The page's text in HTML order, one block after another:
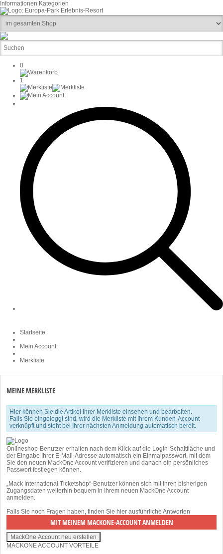
Informationen Kategorien
0
1
Startseite
Mein Account
Merkliste
MEINE MERKLISTE
Hier können Sie die Artikel Ihrer Merkliste einsehen und bearbeiten.
Falls Sie eingeloggt sind, wird die Merkliste mit Ihrem Kunden-Account
verknüpft und steht bei Ihrer nächsten Anmeldung automatisch bereit.
Onlineshop-Benutzer erhalten nach dem Klick auf die Login-Schaltfläche und
der Eingabe Ihrer E-Mail-Adresse automatisch ein Einmalpasswort, mit dem
Sie den neuen MackOne Account verifizieren und danach ein persönliches
Passwort festlegen können.
„Mack International Ticketshop“-Benutzer können sich mit ihren bisherigen
Zugangsdaten weiterhin bequem in Ihrem neuen MackOne Account
anmelden.
Falls Sie noch Fragen haben, finden Sie hier ausführliche Antworten
MACKONE ACCOUNT VORTEILE